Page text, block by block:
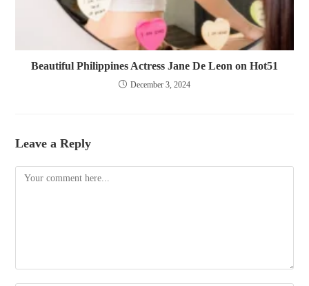
Beautiful Philippines Actress Jane De Leon on Hot51
December 3, 2024
Leave a Reply
Comment